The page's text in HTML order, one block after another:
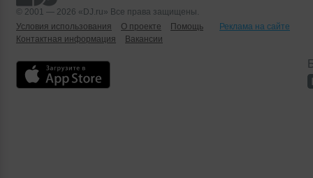
© 2001 — 2026 «DJ.ru» Все права защищены.
Условия использования
О проекте Помощь
Реклама на сайте
Контактная информация
Вакансии